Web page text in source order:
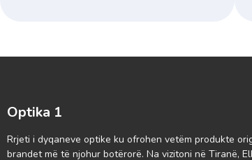
Optika 1
Rrjeti i dyqaneve optike ku ofrohen vetëm produkte
brandet më të njohur botërorë. Na vizitoni në Tiranë,